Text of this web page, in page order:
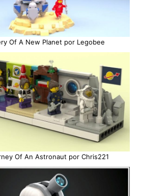
Of A New Planet por Legobee
Of An Astronaut por Chris221